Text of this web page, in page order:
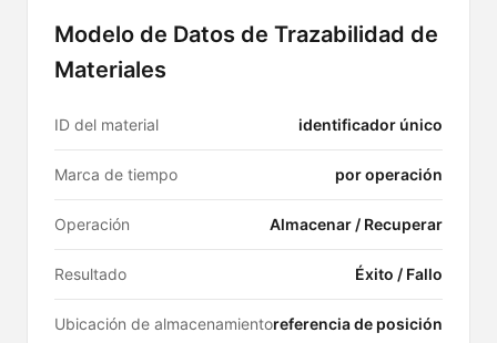
Modelo de Datos de Trazabilidad de
Materiales
ID del material identificador único
Marca de tiempo por operación
Operación Almacenar / Recuperar
Resultado Éxito / Fallo
Ubicación de almacenamientoreferencia de posición